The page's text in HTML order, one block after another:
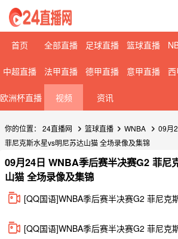
首页 全部直播 足球直播 篮球直播
中超直播 法甲直播 德甲直播 意甲直播
欧洲杯直播 视频 资讯
你的位置： 24直播网 篮球直播 WNBA
09月
菲尼克斯水星vs明尼苏达山猫 全场录像及集锦
09月24日 WNBA季后赛半决赛G2 菲尼
山猫 全场录像及集锦
[QQ国语]WNBA季后赛半决赛G2 菲尼克斯水星vs明
[QQ国语]WNBA季后赛半决赛G2 菲尼克斯水星vs